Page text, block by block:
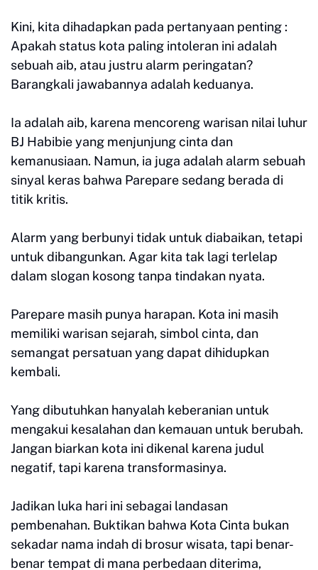
Kini, kita dihadapkan pada pertanyaan penting :
Apakah status kota paling intoleran ini adalah
sebuah aib, atau justru alarm peringatan?
Barangkali jawabannya adalah keduanya.
Ia adalah aib, karena mencoreng warisan nilai luhur
BJ Habibie yang menjunjung cinta dan
kemanusiaan. Namun, ia juga adalah alarm sebuah
sinyal keras bahwa Parepare sedang berada di
titik kritis.
Alarm yang berbunyi tidak untuk diabaikan, tetapi
untuk dibangunkan. Agar kita tak lagi terlelap
dalam slogan kosong tanpa tindakan nyata.
Parepare masih punya harapan. Kota ini masih
memiliki warisan sejarah, simbol cinta, dan
semangat persatuan yang dapat dihidupkan
kembali.
Yang dibutuhkan hanyalah keberanian untuk
mengakui kesalahan dan kemauan untuk berubah.
Jangan biarkan kota ini dikenal karena judul
negatif, tapi karena transformasinya.
Jadikan luka hari ini sebagai landasan
pembenahan. Buktikan bahwa Kota Cinta bukan
sekadar nama indah di brosur wisata, tapi benar-
benar tempat di mana perbedaan diterima,